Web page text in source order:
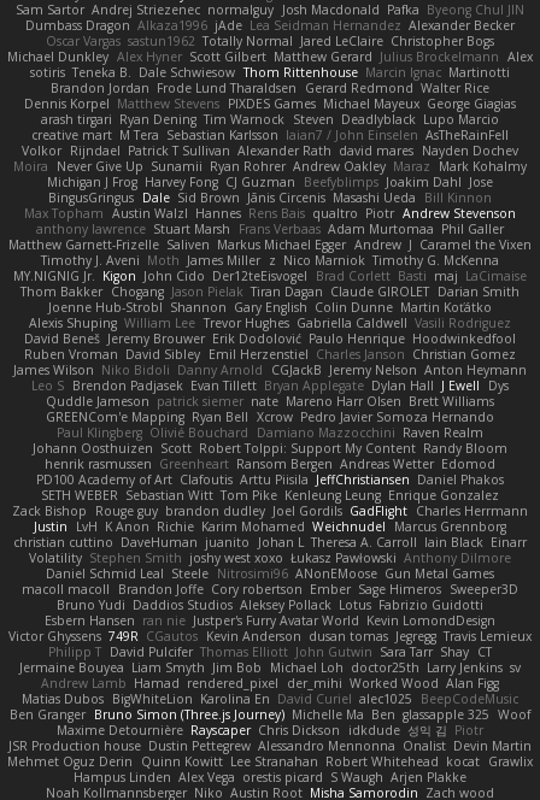
Sam Sartor Andrej Striezenec normalguy Josh Macdonald Pafka Byeong Chul JIN
Dumbass Dragon Alkaza1996 jAde Lea Seidman Hernandez Alexander Becker
Oscar Vargas sastun1962 Totally Normal Jared LeClaire Christopher Bogs
Michael Dunkley Alex Hyner Scott Gilbert Matthew Gerard Julius Brockelmann Alex
sotiris Teneka B. Dale Schwiesow Thom Rittenhouse Marcin Ignac Martinotti
Brandon Jordan Frode Lund Tharaldsen Gerard Redmond Walter Rice
Dennis Korpel Matthew Stevens PIXDES Games Michael Mayeux George Giagias
arash tirgari Ryan Dening Tim Warnock Steven Deadlyblack Lupo Marcio
creative mart M Tera Sebastian Karlsson Iaian7 / John Einselen AsTheRainFell
Volkor Rijndael Patrick T Sullivan Alexander Rath david mares Nayden Dochev
Moira
Never Give Up Sunamii Ryan Rohrer Andrew Oakley Maraz
Mark Kohalmy
Michigan J Frog Harvey Fong CJ Guzman Beefyblimps Joakim Dahl Jose
BingusGringus Dale Sid Brown Jānis Circenis Masashi Ueda
Bill Kinnon
Max Topham Austin Walzl Hannes Rens Bais qualtro Piotr Andrew Stevenson
anthony lawrence Stuart Marsh Frans Verbaas Adam Murtomaa Phil Galler
Matthew Garnett-Frizelle Saliven Markus Michael Egger Andrew J Caramel the Vixen
Timothy J. Aveni Moth James Miller z Nico Marniok Timothy G. McKenna
MY.NIGNIG Jr. Kigon John Cido Der12teEisvogel Brad Corlett Basti maj LaCimaise
Thom Bakker Chogang Jason Pielak Tiran Dagan Claude GIROLET Darian Smith
Joenne Hub-Strobl Shannon Gary English Colin Dunne Martin Koťátko
Alexis Shuping William Lee Trevor Hughes Gabriella Caldwell Vasili Rodriguez
David Beneš Jeremy Brouwer Erik Dodolović Paulo Henrique Hoodwinkedfool
Ruben Vroman David Sibley Emil Herzenstiel Charles Janson Christian Gomez
James Wilson Niko Bidoli Danny Arnold CGJackB Jeremy Nelson Anton Heymann
Leo S Brendon Padjasek Evan Tillett Bryan Applegate Dylan Hall J Ewell
Dys
Quddle Jameson patrick siemer nate Mareno Harr Olsen Brett Williams
GREENCom'e Mapping Ryan Bell Xcrow Pedro Javier Somoza Hernando
Paul Klingberg Olivié Bouchard Damiano Mazzocchini Raven Realm
Johann Oosthuizen Scott Robert Tolppi: Support My Content Randy Bloom
henrik rasmussen Greenheart Ransom Bergen Andreas Wetter Edomod
PD100 Academy of Art Clafoutis Arttu Piisila JeffChristiansen Daniel Phakos
SETH WEBER Sebastian Witt Tom Pike Kenleung Leung Enrique Gonzalez
Zack Bishop
Rouge guy brandon dudley Joel Gordils GadFlight Charles Herrmann
Justin
LvH K Anon Richie Karim Mohamed Weichnudel
Marcus Grennborg
christian cuttino DaveHuman juanito Johan L Theresa A. Carroll Iain Black Einarr
Volatility Stephen Smith joshy west xoxo Łukasz Pawłowski Anthony Dilmore
Daniel Schmid Leal Steele Nitrosimi96 ANonEMoose Gun Metal Games
macoll macoll
Brandon Joffe Cory robertson Ember Sage Himeros Sweeper3D
Bruno Yudi Daddios Studios Aleksey Pollack Lotus Fabrizio Guidotti
Esbern Hansen ran nie Justper's Furry Avatar World Kevin LomondDesign
Victor Ghyssens 749R CGautos Kevin Anderson dusan tomas Jegregg Travis Lemieux
Philipp T David Pulcifer Thomas Elliott John Gutwin Sara Tarr Shay CT
Jermaine Bouyea Liam Smyth Jim Bob Michael Loh doctor25th Larry Jenkins sv
Andrew Lamb Hamad rendered_pixel der_mihi Worked Wood Alan Figg
Matias Dubos BigWhiteLion Karolina En David Curiel alec1025
BeepCodeMusic
Ben Granger Bruno Simon (Three.js Journey) Michelle Ma Ben glassapple 325 Woof
Maxime Detournière Rayscaper Chris Dickson idkdude 성익 김 Piotr
JSR Production house Dustin Pettegrew Alessandro Mennonna Onalist Devin Martin
Mehmet Oguz Derin
Quinn Kowitt Lee Stranahan Robert Whitehead kocat Grawlix
Hampus Linden Alex Vega orestis picard S Waugh Arjen Plakke
Noah Kollmannsberger Niko Austin Root Misha Samorodin Zach wood